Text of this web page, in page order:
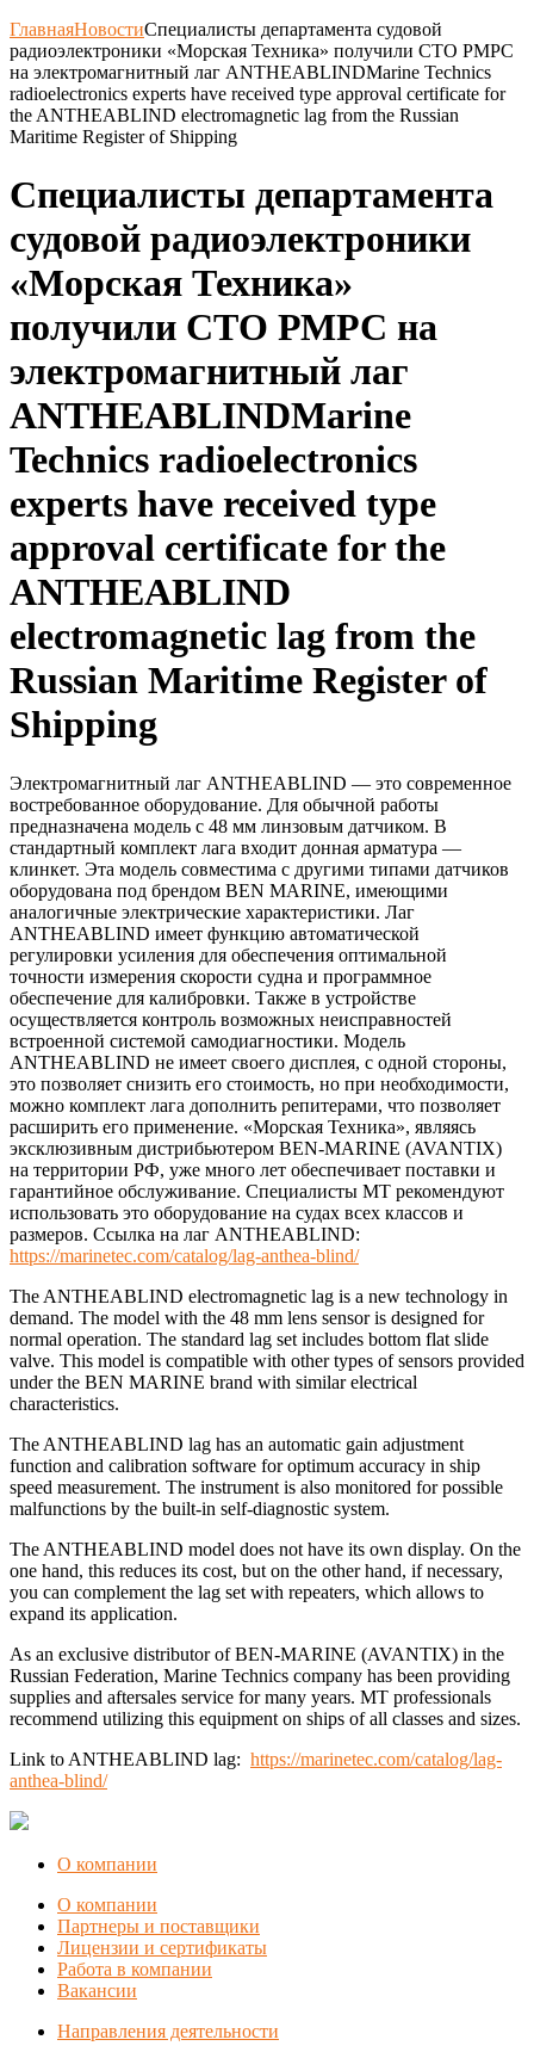
ГлавнаяНовостиСпециалисты департамента судовой
радиоэлектроники «Морская Техника» получили СТО РМРС
на электромагнитный лаг ANTHEABLINDMarine Technics
radioelectronics experts have received type approval certificate for
the ANTHEABLIND electromagnetic lag from the Russian
Maritime Register of Shipping
Специалисты департамента
судовой радиоэлектроники
«Морская Техника»
получили СТО РМРС на
электромагнитный лаг
ANTHEABLINDMarine
Technics radioelectronics
experts have received type
approval certificate for the
ANTHEABLIND
electromagnetic lag from the
Russian Maritime Register of
Shipping
Электромагнитный лаг ANTHEABLIND — это современное
востребованное оборудование. Для обычной работы
предназначена модель с 48 мм линзовым датчиком. В
стандартный комплект лага входит донная арматура —
клинкет. Эта модель совместима с другими типами датчиков
оборудована под брендом BEN MARINE, имеющими
аналогичные электрические характеристики. Лаг
ANTHEABLIND имеет функцию автоматической
регулировки усиления для обеспечения оптимальной
точности измерения скорости судна и программное
обеспечение для калибровки. Также в устройстве
осуществляется контроль возможных неисправностей
встроенной системой самодиагностики. Модель
ANTHEABLIND не имеет своего дисплея, с одной стороны,
это позволяет снизить его стоимость, но при необходимости,
можно комплект лага дополнить репитерами, что позволяет
расширить его применение. «Морская Техника», являясь
эксклюзивным дистрибьютером BEN-MARINE (AVANTIX)
на территории РФ, уже много лет обеспечивает поставки и
гарантийное обслуживание. Специалисты МТ рекомендуют
использовать это оборудование на судах всех классов и
размеров. Ссылка на лаг ANTHEABLIND:
https://marinetec.com/catalog/lag-anthea-blind/
The ANTHEABLIND electromagnetic lag is a new technology in
demand. The model with the 48 mm lens sensor is designed for
normal operation. The standard lag set includes bottom flat slide
valve. This model is compatible with other types of sensors provided
under the BEN MARINE brand with similar electrical
characteristics.
The ANTHEABLIND lag has an automatic gain adjustment
function and calibration software for optimum accuracy in ship
speed measurement. The instrument is also monitored for possible
malfunctions by the built-in self-diagnostic system.
The ANTHEABLIND model does not have its own display. On the
one hand, this reduces its cost, but on the other hand, if necessary,
you can complement the lag set with repeaters, which allows to
expand its application.
As an exclusive distributor of BEN-MARINE (AVANTIX) in the
Russian Federation, Marine Technics company has been providing
supplies and aftersales service for many years. MT professionals
recommend utilizing this equipment on ships of all classes and sizes.
Link to ANTHEABLIND lag: https://marinetec.com/catalog/lag-
anthea-blind/
О компании
О компании
Партнеры и поставщики
Лицензии и сертификаты
Работа в компании
Вакансии
Направления деятельности